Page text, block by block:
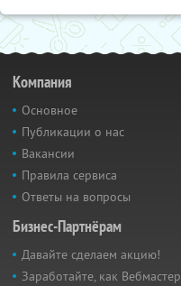
Компания
Основное
Публикации о нас
Вакансии
Правила сервиса
Ответы на вопросы
Бизнес-Партнёрам
Давайте сделаем акцию!
Заработайте, как Вебмастер